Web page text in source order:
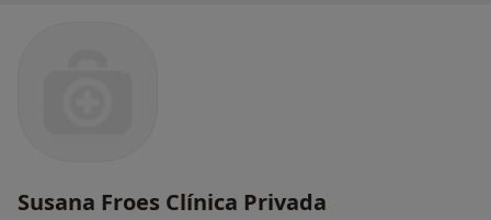
Susana Froes Clínica Privada